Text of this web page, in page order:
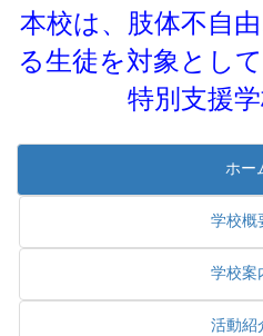
本校は、肢体不自
る生徒を対象とし
特別支援学
ホー
学校概
学校案
活動紹